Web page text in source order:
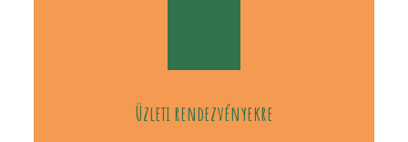
Üzleti rendezvényekre